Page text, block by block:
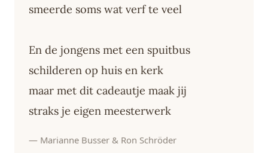
smeerde soms wat verf te veel
En de jongens met een spuitbus
schilderen op huis en kerk
maar met dit cadeautje maak jij
straks je eigen meesterwerk
— Marianne Busser & Ron Schröder